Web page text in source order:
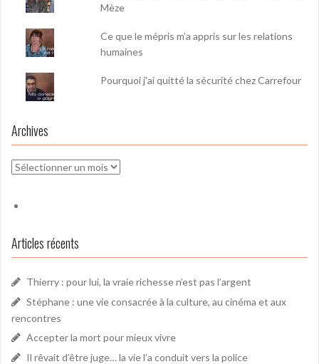
Mèze
Ce que le mépris m’a appris sur les relations
humaines
Pourquoi j'ai quitté la sécurité chez Carrefour
Archives
Archives
Articles récents
Thierry : pour lui, la vraie richesse n’est pas l’argent
Stéphane : une vie consacrée à la culture, au cinéma et aux
rencontres
Accepter la mort pour mieux vivre
Il rêvait d’être juge… la vie l’a conduit vers la police